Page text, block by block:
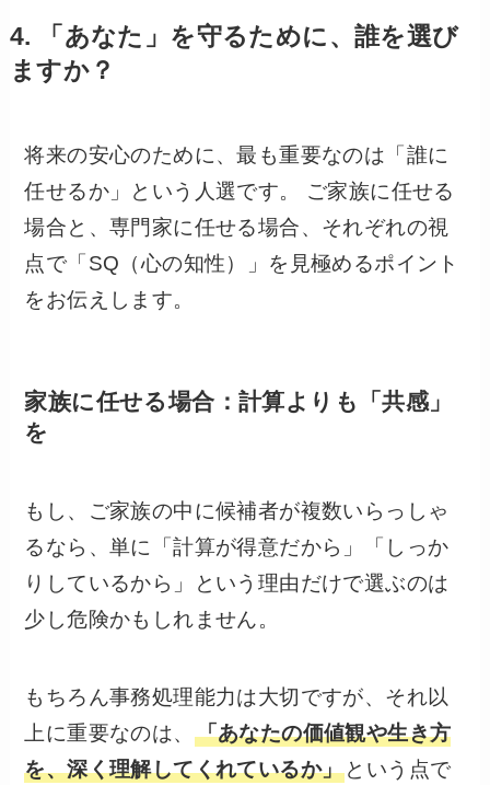
4. 「あなた」を守るために、誰を選び
ますか？
将来の安心のために、最も重要なのは「誰に
任せるか」という人選です。 ご家族に任せる
場合と、専門家に任せる場合、それぞれの視
点で「SQ（心の知性）」を見極めるポイント
をお伝えします。
家族に任せる場合：計算よりも「共感」
を
もし、ご家族の中に候補者が複数いらっしゃ
るなら、単に「計算が得意だから」「しっか
りしているから」という理由だけで選ぶのは
少し危険かもしれません。
もちろん事務処理能力は大切ですが、それ以
上に重要なのは、 「あなたの価値観や生き方
を、深く理解してくれているか」 という点で